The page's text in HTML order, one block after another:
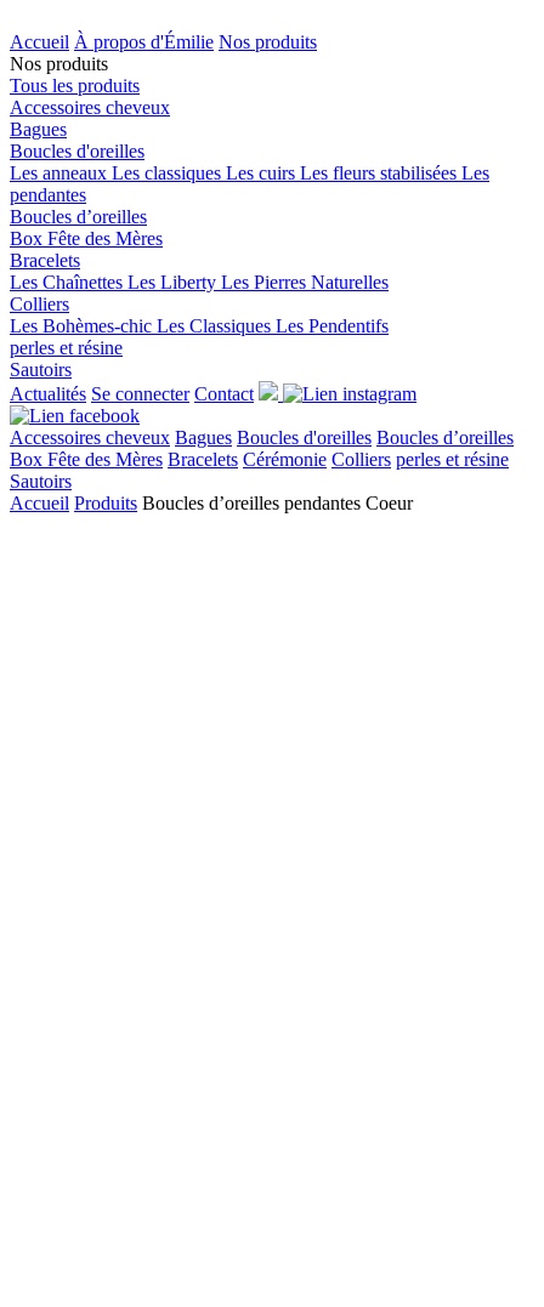
Accueil À propos d'Émilie Nos produits
Nos produits
Tous les produits
Accessoires cheveux
Bagues
Boucles d'oreilles
Les anneaux Les classiques Les cuirs Les fleurs stabilisées Les
pendantes
Boucles d’oreilles
Box Fête des Mères
Bracelets
Les Chaînettes Les Liberty Les Pierres Naturelles
Colliers
Les Bohèmes-chic Les Classiques Les Pendentifs
perles et résine
Sautoirs
Actualités Se connecter Contact
Accessoires cheveux Bagues Boucles d'oreilles Boucles d’oreilles
Box Fête des Mères Bracelets Cérémonie Colliers perles et résine
Sautoirs
Accueil Produits Boucles d’oreilles pendantes Coeur